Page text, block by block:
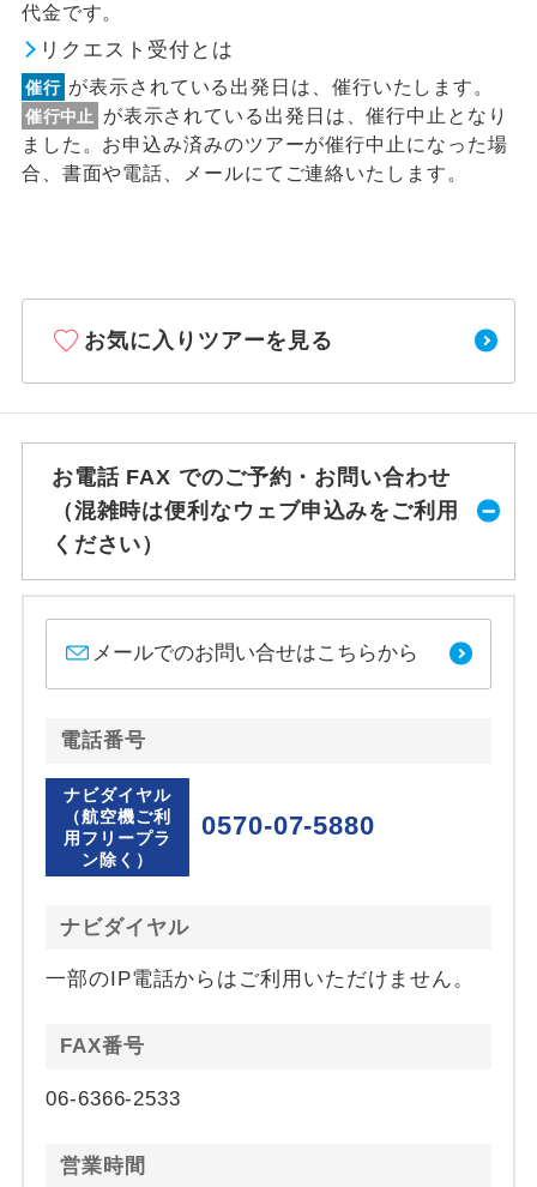
代金です。
リクエスト受付とは
催行 が表示されている出発日は、催行いたします。
催行中止
が表示されている出発日は、催行中止となり
ました。お申込み済みのツアーが催行中止になった場
合、書面や電話、メールにてご連絡いたします。
お気に入りツアーを見る
お電話 FAX でのご予約・お問い合わせ
（混雑時は便利なウェブ申込みをご利用
ください）
メールでのお問い合せはこちらから
電話番号
ナビダイヤル
（航空機ご利
用フリープラ
ン除く）
0570-07-5880
ナビダイヤル
一部のIP電話からはご利用いただけません。
FAX番号
06-6366-2533
営業時間